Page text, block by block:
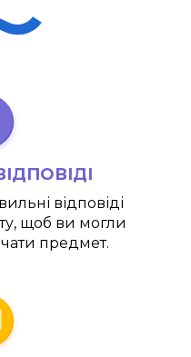
відповіді
щоб ви могли
предмет.